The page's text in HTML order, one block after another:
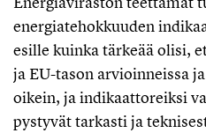
energiatehokkuuden
esille kuinka tärkeää olisi,
ja EU-tason arvioinneissa
oikein, ja indikaattoreiksi
pystyvät tarkasti ja